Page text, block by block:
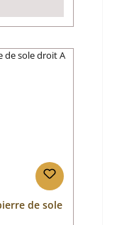
de sole